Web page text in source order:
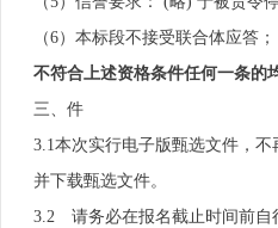
（6）本标段不接受联合体应答；
不符合上述资格条件任何一条的
三、件
3.1本次实行电子版甄选文件，
并下载甄选文件。
3.2 请务必在报名截止时间前自